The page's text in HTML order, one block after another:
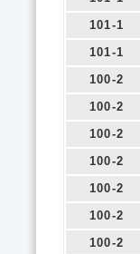
101-1
101-1
100-2
100-2
100-2
100-2
100-2
100-2
100-2